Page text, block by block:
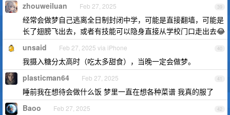
39
zhouweiluan Feb 27, 2025
经常会做梦自己逃离全日制封闭中学，可能是直接翻墙，可能是
长了翅膀飞出去，或者有技能可以隐身直接从学校门口走出去😂
40
unsaid Feb 27, 2025 via iPhone
我摄入糖分太高时（吃太多甜食），当晚一定会做梦。
41
plasticman64 Feb 27, 2025
睡前我在想待会做什么饭 梦里一直在想各种菜谱 我真的服了
42
Baoo Feb 27, 2025